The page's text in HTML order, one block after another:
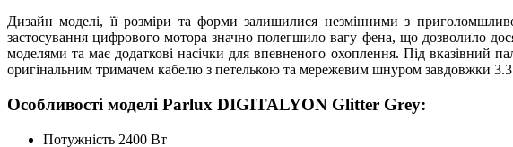
Дизайн моделі, її розміри та форми залишилися незмінними з
застосування цифрового мотора значно полегшило вагу фена, що дозволило
моделями та має додаткові насічки для впевненого охоплення. Під
оригінальним тримачем кабелю з петелькою та мережевим шнуром завдовжки
Особливості моделі Parlux DIGITALYON Glitter Grey:
Потужність 2400 Вт